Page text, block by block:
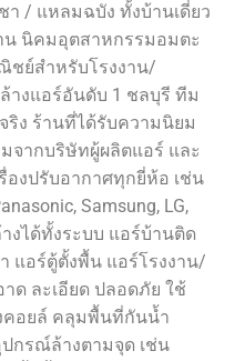
/ แหลมฉบัง ทั้งบ้านเดี่ยว
น นิคมอุตสาหกรรมอมตะ
ชย์สำหรับโรงงาน/
งแอร์อันดับ 1 ชลบุรี ทีม
ง ร้านที่ได้รับความนิยม
จากบริษัทผู้ผลิตแอร์ และ
งปรับอากาศทุกยี่ห้อ เช่น
Samsung, LG,
งได้ทั้งระบบ แอร์บ้านติด
แอร์ตู้ตั้งพื้น แอร์โรงงาน/
ด ละเอียด ปลอดภัย ใช้
อยล์ คลุมพื้นที่กันน้ำ
ปกรณ์ล้างตามจุด เช่น